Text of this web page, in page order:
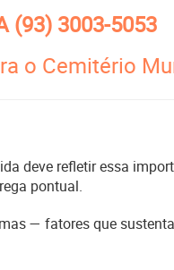
(93) 3003-5053
o Cemitério
deve refletir essa
pontual.
— fatores que